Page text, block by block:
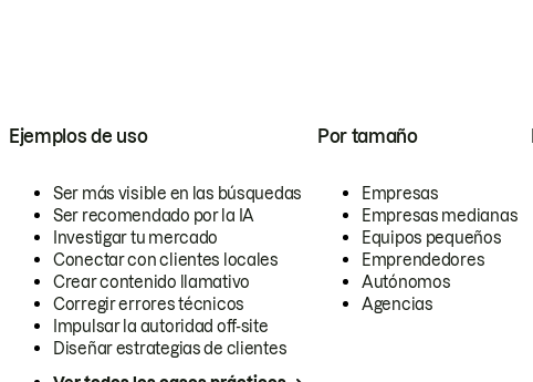
Ejemplos de uso
Ser más visible en las búsquedas
Ser recomendado por la IA
Investigar tu mercado
Conectar con clientes locales
Crear contenido llamativo
Corregir errores técnicos
Impulsar la autoridad off-site
Diseñar estrategias de clientes
Por tamaño
Empresas
Empresas medianas
Equipos pequeños
Emprendedores
Autónomos
Agencias